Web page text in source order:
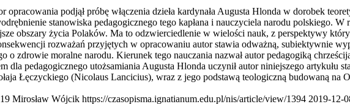
podjął próbę włączenia dzieła kardynała Augusta Hlonda w dorobek
stanowiska pedagogicznego tego kapłana i nauczyciela narodu polskiego.
obszary życia Polaków. Ma to odzwierciedlenie w wielości nauk, z perspektywy
rozważań przyjętych w opracowaniu autor stawia odważną, subiektywnie
o zdrowie moralne narodu. Kierunek tego nauczania nazwał autor pedagogiką
dla pedagogicznego utożsamiania Augusta Hlonda uczynił autor niniejszego artykułu
Łęczyckiego (Nicolaus Lancicius), wraz z jego podstawą teologiczną budowaną na
Mirosław Wójcik https://czasopisma.ignatianum.edu.pl/nis/article/view/1394 2019-12-